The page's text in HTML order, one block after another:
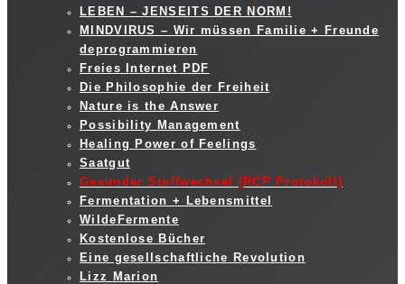
LEBEN – JENSEITS DER NORM!
MINDVIRUS – Wir müssen Familie + Freunde
deprogrammieren
Freies Internet PDF
Die Philosophie der Freiheit
Nature is the Answer
Possibility Management
Healing Power of Feelings
Saatgut
Gesunder Stoffwechsel (RCP Protokoll)
Fermentation + Lebensmittel
WildeFermente
Kostenlose Bücher
Eine gesellschaftliche Revolution
Lizz Marion